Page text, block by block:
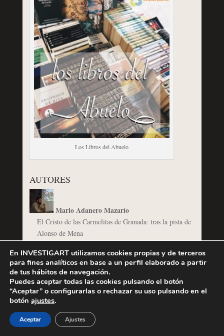
Los Libros del Abuelo
AUTORES
Mario Adanero Mazarío
El Cristo de las Carmelitas de Granada: tras la pista de
Alonso de Mena
El Salón de Reinos, especial #OrgulloBarroco
Ana Diéguez-Rodríguez
Los pintores conviviendo con Rubens en Amberes (I).
Hendrick van Balen
Cuéntame un libro – Ana Diéguez “Van Dyck en
En INVESTIGART utilizamos cookies propias y de terceros
para fines analíticos en base a un perfil elaborado a partir
de tus hábitos de navegación.
Puedes aceptar todas las cookies pulsando el botón
“Aceptar” o configurarlas o rechazar su uso pulsando en el
botón ajustes.
Aceptar Ajustes